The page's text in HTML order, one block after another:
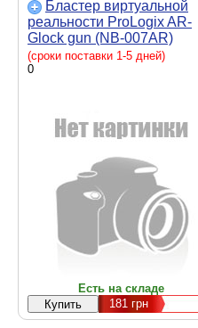
Бластер виртуальной
реальности ProLogix AR-
Glock gun (NB-007AR)
(сроки поставки 1-5 дней)
0
Есть на складе
181грн